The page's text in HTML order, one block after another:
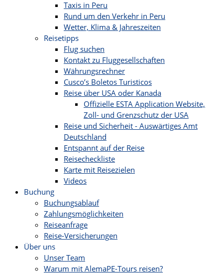
Taxis in Peru
Rund um den Verkehr in Peru
Wetter, Klima & Jahreszeiten
Reisetipps
Flug suchen
Kontakt zu Fluggesellschaften
Währungsrechner
Cusco’s Boletos Turisticos
Reise über USA oder Kanada
Offizielle ESTA Application Website,
Zoll- und Grenzschutz der USA
Reise und Sicherheit - Auswärtiges Amt
Deutschland
Entspannt auf der Reise
Reisecheckliste
Karte mit Reisezielen
Videos
Buchung
Buchungsablauf
Zahlungsmöglichkeiten
Reiseanfrage
Reise-Versicherungen
Über uns
Unser Team
Warum mit AlemaPE-Tours reisen?